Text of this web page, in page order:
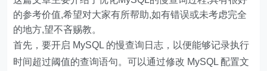
的参考价值,希望对大家有所帮助,如有错误或未考虑完全
的地方,望不吝赐教。
首先，要开启 MySQL 的慢查询日志，以便能够记录执行
时间超过阈值的查询语句。可以通过修改 MySQL 配置文